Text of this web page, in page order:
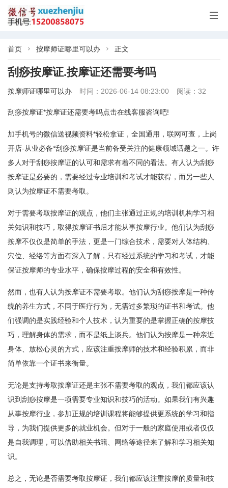

首页  按摩师证哪里可以办  正文
刮痧按摩证.按摩证还需要考吗
按摩师证哪里可以办 时间：2026-06-14 08:23:00 阅读：32
刮痧按摩证*按摩证还需要考吗点击在线客服咨询吧!
加手机号的微信送视频资料*轻松拿证，全国通用，联网可查，上岗
开店-从业必备*刮痧按摩证是当前备受关注的健康领域话题之一。许
多人对于刮痧按摩证的认可和需求有着不同的看法。有人认为刮痧
按摩证是必要的，需要经过专业培训和考试才能获得，而另一些人
则认为按摩证不需要考取。
对于需要考取按摩证的观点，他们主张通过正规的培训机构学习相
关知识和技巧，取得按摩证书后才能从事按摩行业。他们认为刮痧
按摩不仅仅是简单的手法，更是一门综合技术，需要对人体结构、
穴位、经络等方面有深入了解，只有经过系统的学习和考试，才能
保证按摩师的专业水平，确保按摩过程的安全和有效性。
然而，也有人认为按摩证不需要考取。他们认为刮痧按摩是一种传
统的养生方式，不同于医疗行为，无需过多繁琐的证书和考试。他
们强调的是实践经验和个人技术，认为重要的是掌握正确的按摩技
巧，理解身体的需求，而不是纸上谈兵。他们认为按摩是一种亲近
身体、放松心灵的方式，应该注重按摩师的技术和经验积累，而非
简单依靠一个证书来衡量。
无论是支持考取按摩证还是主张不需要考取的观点，我们都应该认
识到刮痧按摩是一项需要专业知识和技巧的活动。如果我们有兴趣
从事按摩行业，参加正规的培训课程将能够提供更系统的学习和指
导，为我们提供更多的就业机会。但对于一般的家庭使用或者仅仅
是自我调理，可以借助相关书籍、网络等途径来了解和学习相关知
识。
总之，无论是否需要考取按摩证，我们都应该注重按摩的质量和技